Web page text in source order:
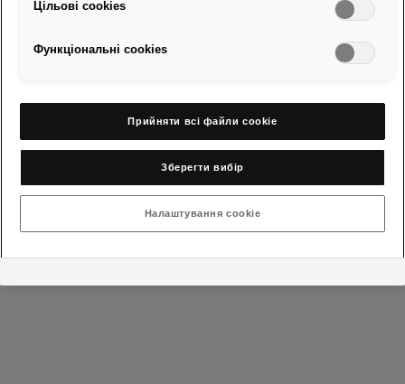
Цільові сookies
Функціональні cookies
Прийняти всі файли сookie
Зберегти вибір
Налаштування cookie